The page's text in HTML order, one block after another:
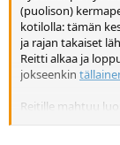
(puolison)
kotilolla: tämän
ja rajan takaiset
Reitti alkaa ja
jokseenkin
Reitille mahtuu
kansallispuistoja